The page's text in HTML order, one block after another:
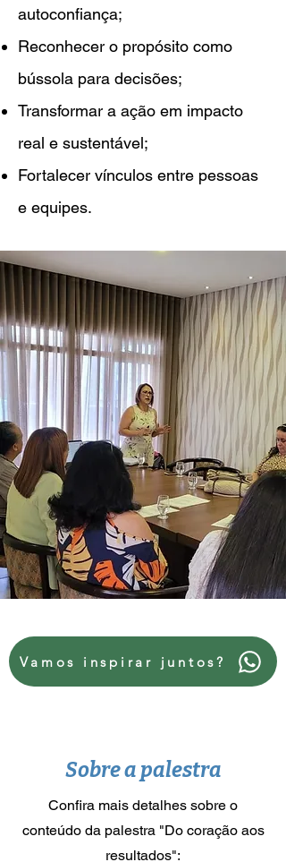
autoconfiança;
Reconhecer o propósito como
bússola para decisões;
Transformar a ação em impacto
real e sustentável;
Fortalecer vínculos entre pessoas
e equipes.
Vamos inspirar juntos?
Sobre a palestra
Confira mais detalhes sobre o
conteúdo da palestra "Do coração aos
resultados":